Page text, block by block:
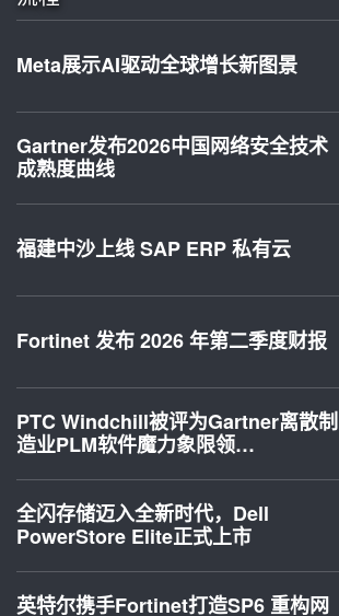
Meta展示AI驱动全球增长新图景
Gartner发布2026中国网络安全技术
成熟度曲线
福建中沙上线 SAP ERP 私有云
Fortinet 发布 2026 年第二季度财报
PTC Windchill被评为Gartner离散制
造业PLM软件魔力象限领…
全闪存储迈入全新时代，Dell
PowerStore Elite正式上市
英特尔携手Fortinet打造SP6 重构网